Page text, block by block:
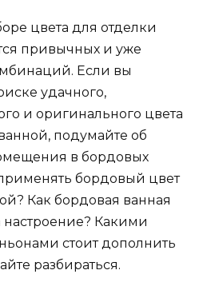
цвета для отделки
привычных и уже
Если вы
удачного,
и оригинального цвета
подумайте об
в бордовых
бордовый цвет
Как бордовая ванная
настроение? Какими
стоит дополнить
разбираться.